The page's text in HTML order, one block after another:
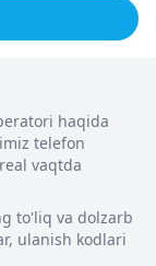
haqida
telefon
vaqtda
to'liq va dolzarb
ulanish kodlari